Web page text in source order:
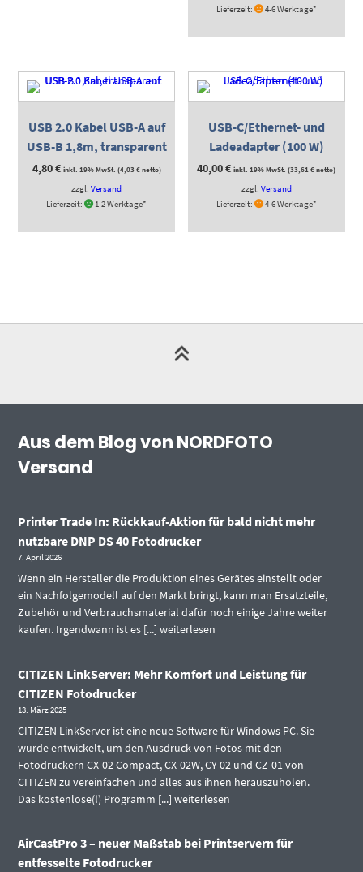
Lieferzeit:
4-6 Werktage*
USB 2.0 Kabel USB-A auf
USB-B 1,8m, transparent
4,80€ inkl. 19% MwSt. (4,03€netto)
zzgl.Versand
Lieferzeit:
1-2 Werktage*
USB-C/Ethernet- und
Ladeadapter (100 W)
40,00€ inkl. 19% MwSt. (33,61€netto)
zzgl. Versand
Lieferzeit:
4-6 Werktage*
Aus dem Blog von NORDFOTO
Versand
Printer Trade In: Rückkauf-Aktion für bald nicht mehr
nutzbare DNP DS 40 Fotodrucker
7. April 2026
Wenn ein Hersteller die Produktion eines Gerätes einstellt oder
ein Nachfolgemodell auf den Markt bringt, kann man Ersatzteile,
Zubehör und Verbrauchsmaterial dafür noch einige Jahre weiter
kaufen. Irgendwann ist es [...]weiterlesen
CITIZEN LinkServer: Mehr Komfort und Leistung für
CITIZEN Fotodrucker
13. März 2025
CITIZEN LinkServer ist eine neue Software für Windows PC. Sie
wurde entwickelt, um den Ausdruck von Fotos mit den
Fotodruckern CX-02 Compact, CX-02W, CY-02 und CZ-01 von
CITIZEN zu vereinfachen und alles aus ihnen herauszuholen.
Das kostenlose(!) Programm [...]weiterlesen
AirCastPro 3 – neuer Maßstab bei Printservern für
entfesselte Fotodrucker